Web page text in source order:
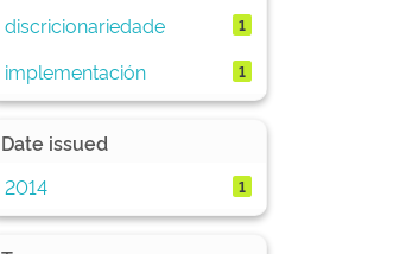
discricionariedade 1
implementación 1
Date issued
2014
1